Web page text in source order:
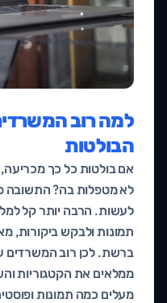
למה רוב
הבולטות
אם בולטות כל כך
לא מטפלות בה? התשובה
לעשות. הרבה יותר קל
תמונות ולבקש ביקורות,
ברשת. לכן רוב המשרדים
ממלאים את הקטגוריות
מעלים כמה תמונות